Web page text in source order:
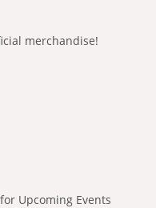
merchandise!
Upcoming Events